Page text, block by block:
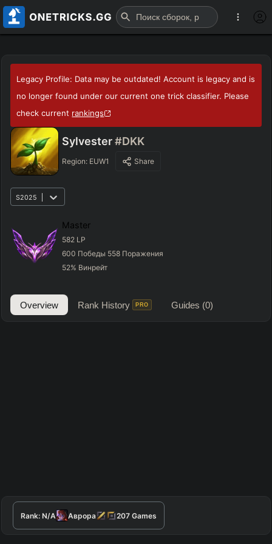
Legacy Profile: Data may be outdated! Account is legacy and is
no longer found under our current one trick classifier. Please
check current rankings
Sylvester #DKK
Region: EUW1 Share
S2025
Master
582 LP
600 Победы 558 Поражения
52% Винрейт
Overview Rank History PRO Guides (0)
Rank: N/A Аврора 207 Games